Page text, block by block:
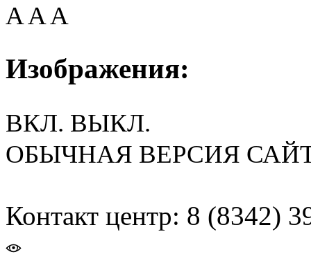
AAA
Изображения:
ВКЛ. ВЫКЛ.
ОБЫЧНАЯ ВЕРСИЯ
Контакт центр: 8 (8342)